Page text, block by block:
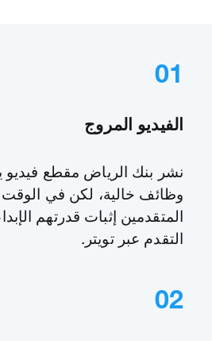
01
الفيديو المروج
نشر بنك الرياض مقطع فيديو
وظائف خالية، لكن في
المتقدمين إثبات قدرتهم
التقدم عبر تويتر.
02